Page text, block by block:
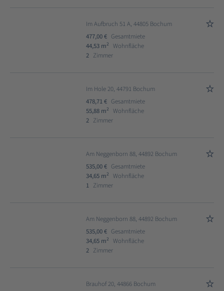
Im Aufbruch 51 A, 44805 Bochum
477,00 € Gesamtmiete
44,53 m2
Wohnfläche
2 Zimmer
Im Hole 20, 44791 Bochum
478,71 € Gesamtmiete
55,88 m2
Wohnfläche
2 Zimmer
Am Neggenborn 88, 44892 Bochum
535,00 € Gesamtmiete
34,65 m2
Wohnfläche
1 Zimmer
Am Neggenborn 88, 44892 Bochum
535,00 € Gesamtmiete
34,65 m2
Wohnfläche
2 Zimmer
Brauhof 20, 44866 Bochum